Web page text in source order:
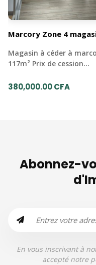
Marcory Zone 4
Magasin à céder à
117m² Prix de cession…
380,000.00 CFA
Abonnez-
En vous inscrivant à
accepté notre